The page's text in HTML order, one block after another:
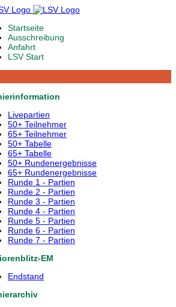
Startseite
Ausschreibung
Anfahrt
LSV Start
Livepartien
50+ Teilnehmer
65+ Teilnehmer
50+ Tabelle
65+ Tabelle
50+ Rundenergebnisse
65+ Rundenergebnisse
Runde 1 - Partien
Runde 2 - Partien
Runde 3 - Partien
Runde 4 - Partien
Runde 5 - Partien
Runde 6 - Partien
Runde 7 - Partien
EM
Endstand